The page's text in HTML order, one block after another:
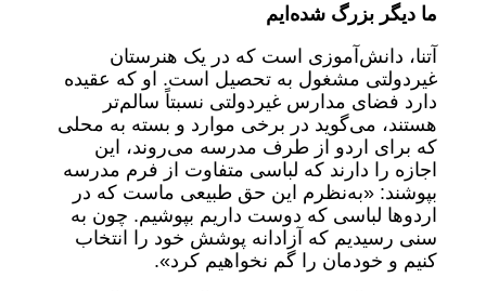
ما دیگر بزرگ شده ایم
آتنا، دانش‌آموزی است که در یک هنرستان
غیردولتی مشغول به تحصیل است. او که عقیده
دارد فضای مدارس غیردولتی نسبتاً سالم‌تر
هستند، می‌گوید در برخی موارد و بسته به محلی
که برای اردو از طرف مدرسه می‌روند، این
اجازه را دارند که لباسی متفاوت از فرم مدرسه
بپوشند: «به‌نظرم این حق طبیعی ماست که در
اردوها لباسی که دوست داریم بپوشیم. چون به
سنی رسیدیم که آزادانه پوشش خود را انتخاب
کنیم و خودمان را گم نخواهیم کرد».